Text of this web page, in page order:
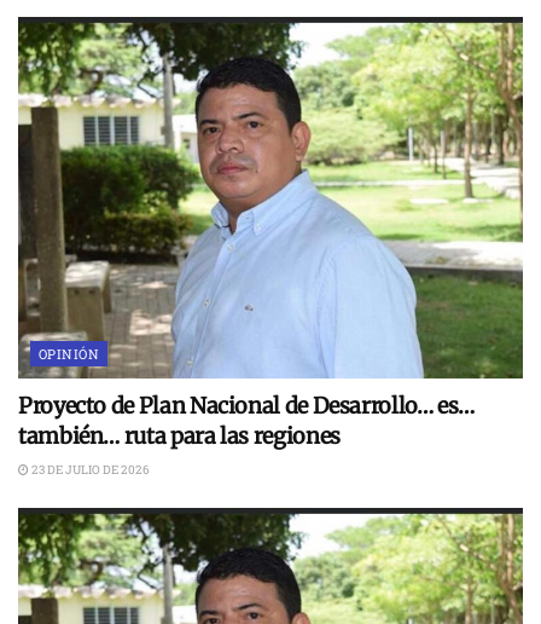
OPINIÓN
Proyecto de Plan Nacional de Desarrollo… es…
también… ruta para las regiones
23 DE JULIO DE 2026